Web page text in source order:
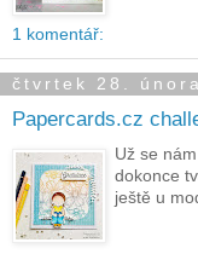
1 komentář:
čtvrtek 28.
Papercards.cz
Už se
dokonce
ještě u